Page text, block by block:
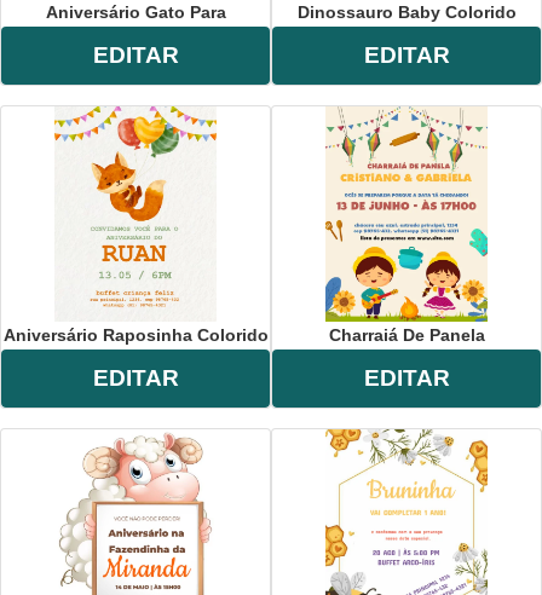
Aniversário Gato Para
EDITAR
Dinossauro Baby Colorido
EDITAR
Aniversário Raposinha Colorido
EDITAR
Charraiá De Panela
EDITAR